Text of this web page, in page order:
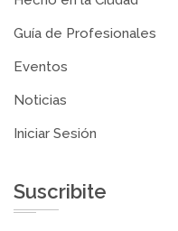
Guía de Profesionales
Eventos
Noticias
Iniciar Sesión
Suscribite